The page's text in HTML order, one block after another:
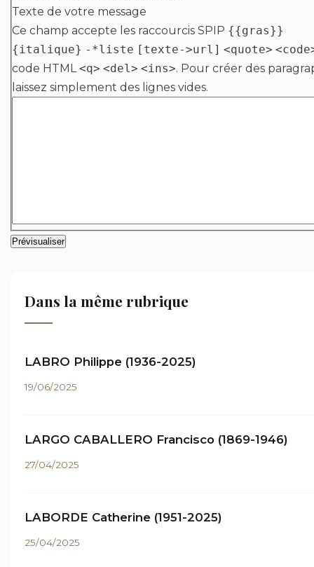
Texte de votre message
Ce champ accepte les raccourcis SPIP {{gras}}
{italique} -*liste [texte->url] <quote>
code HTML<q> <del> <ins>. Pour créer des
laissez simplement des lignes vides.
Dans la même rubrique
LABRO Philippe (1936-2025)
19/06/2025
LARGO CABALLERO Francisco (1869-1946)
27/04/2025
LABORDE Catherine (1951-2025)
25/04/2025